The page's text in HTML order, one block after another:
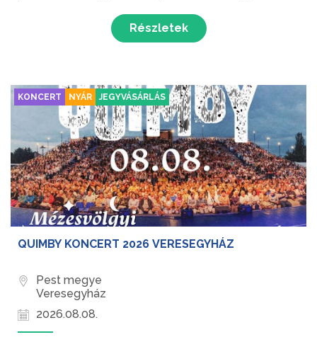
jelenetekkel, különleges karakterekkel és lenyűgöz...
Részletek
KONCERT NYÁR JEGYVÁSÁRLÁS
QUIMBY KONCERT 2026 VERESEGYHÁZ
Pest megye
Veresegyház
2026.08.08.